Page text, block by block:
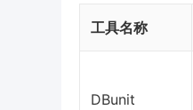
工具名称
DBunit